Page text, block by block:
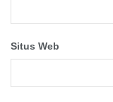
Situs Web